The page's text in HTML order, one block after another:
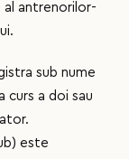
al antrenorilor-
sub nume
curs a doi sau
este